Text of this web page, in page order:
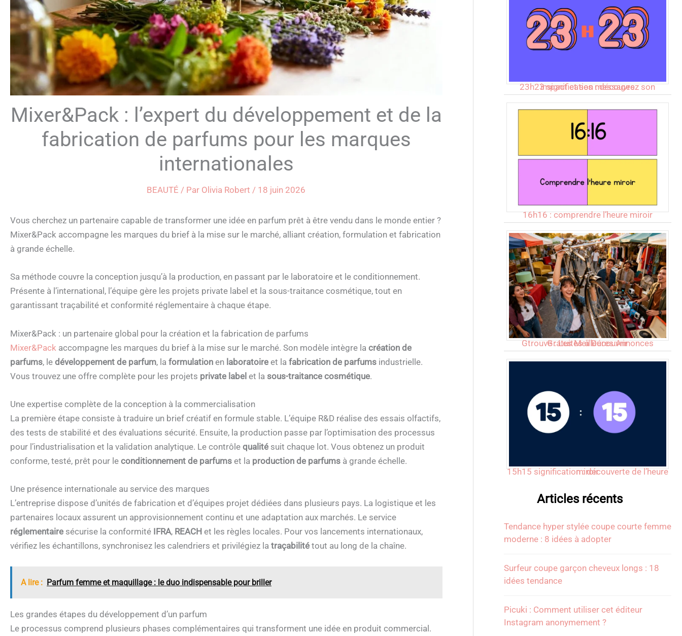
Mixer&Pack : l’expert du développement et de la
fabrication de parfums pour les marques
internationales
BEAUTÉ / Par Olivia Robert/ 18 juin 2026
Vous cherchez un partenaire capable de transformer une idée en parfum prêt à être vendu dans le monde entier ?
Mixer&Pack accompagne les marques du brief à la mise sur le marché, alliant création, formulation et fabrication
à grande échelle.
Sa méthode couvre la conception jusqu’à la production, en passant par le laboratoire et le conditionnement.
Présente à l’international, l’équipe gère les projets private label et la sous-traitance cosmétique, tout en
garantissant traçabilité et conformité réglementaire à chaque étape.
Mixer&Pack : un partenaire global pour la création et la fabrication de parfums
Mixer&Pack accompagne les marques du brief à la mise sur le marché. Son modèle intègre la création de
parfums, le développement de parfum, la formulation en laboratoire et la fabrication de parfums industrielle.
Vous trouvez une offre complète pour les projets private label et la sous-traitance cosmétique.
Une expertise complète de la conception à la commercialisation
La première étape consiste à traduire un brief créatif en formule stable. L’équipe R&D réalise des essais olfactifs,
des tests de stabilité et des évaluations sécurité. Ensuite, la production passe par l’optimisation des processus
pour l’industrialisation et la validation analytique. Le contrôle qualité suit chaque lot. Vous obtenez un produit
conforme, testé, prêt pour le conditionnement de parfums et la production de parfums à grande échelle.
Une présence internationale au service des marques
L’entreprise dispose d’unités de fabrication et d’équipes projet dédiées dans plusieurs pays. La logistique et les
partenaires locaux assurent un approvisionnement continu et une adaptation aux marchés. Le service
réglementaire sécurise la conformité IFRA, REACH et les règles locales. Pour vos lancements internationaux,
vérifiez les échantillons, synchronisez les calendriers et privilégiez la traçabilité tout au long de la chaîne.
A lire : Parfum femme et maquillage : le duo indispensable pour briller
Les grandes étapes du développement d’un parfum
Le processus comprend plusieurs phases complémentaires qui transforment une idée en produit commercial.
23h23 signification : découvrez son impact et ses messages
16h16 : comprendre l’heure miroir
Gtrouve : Les Meilleures Annonces Gratuites à Découvrir
15h15 signification : découverte de l’heure miroir
Articles récents
Tendance hyper stylée coupe courte femme
moderne : 8 idées à adopter
Surfeur coupe garçon cheveux longs : 18
idées tendance
Picuki : Comment utiliser cet éditeur
Instagram anonymement ?